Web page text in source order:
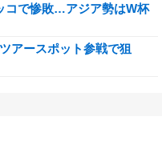
コで惨敗…アジア勢はW杯
アースポット参戦で狙